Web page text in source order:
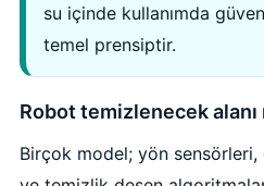
Tuz
Temizleyici
Dalgıç Pompa
Dezenfeksiyon
su içinde kullanımda
temel prensiptir.
Robot temizlenecek alanı
Birçok model; yön sensörleri,